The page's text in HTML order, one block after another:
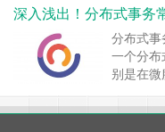
不同的
方式有
用队列
深入浅出！分布式事务
分布式
一个分
别是在
分布式